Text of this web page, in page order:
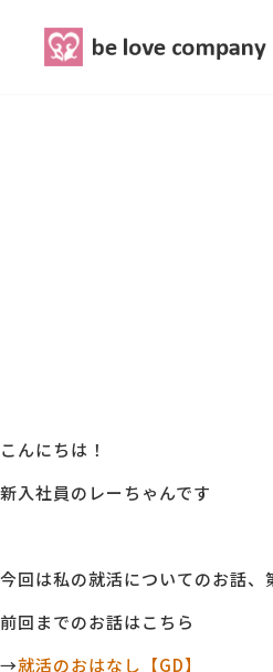
最新ブログ
アクセス
こんにちは！
新入社員のレーちゃんです
今回は私の就活についてのお話、
前回までのお話はこちら
→就活のおはなし【GD】